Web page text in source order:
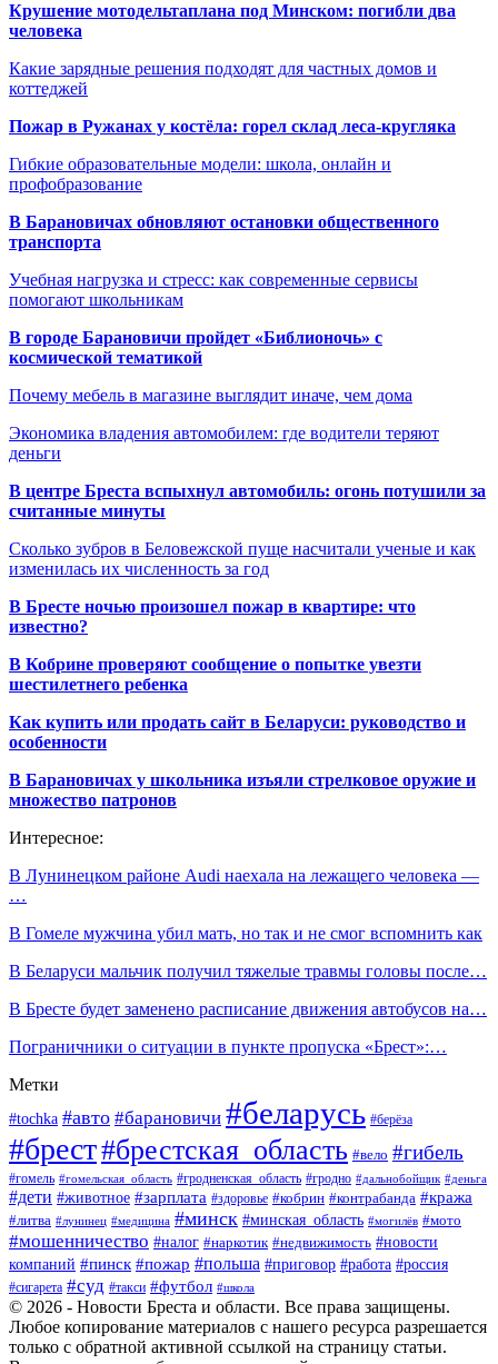
Крушение мотодельтаплана под Минском: погибли два
человека
Какие зарядные решения подходят для частных домов и
коттеджей
Пожар в Ружанах у костёла: горел склад леса-кругляка
Гибкие образовательные модели: школа, онлайн и
профобразование
В Барановичах обновляют остановки общественного
транспорта
Учебная нагрузка и стресс: как современные сервисы
помогают школьникам
В городе Барановичи пройдет «Библионочь» с
космической тематикой
Почему мебель в магазине выглядит иначе, чем дома
Экономика владения автомобилем: где водители теряют
деньги
В центре Бреста вспыхнул автомобиль: огонь потушили за
считанные минуты
Сколько зубров в Беловежской пуще насчитали ученые и как
изменилась их численность за год
В Бресте ночью произошел пожар в квартире: что
известно?
В Кобрине проверяют сообщение о попытке увезти
шестилетнего ребенка
Как купить или продать сайт в Беларуси: руководство и
особенности
В Барановичах у школьника изъяли стрелковое оружие и
множество патронов
Интересное:
В Лунинецком районе Audi наехала на лежащего человека —
…
В Гомеле мужчина убил мать, но так и не смог вспомнить как
В Беларуси мальчик получил тяжелые травмы головы после…
В Бресте будет заменено расписание движения автобусов на…
Пограничники о ситуации в пункте пропуска «Брест»:…
Метки
#tochka #авто #барановичи #беларусь #берёза
#брест#брестская_область #вело #гибель
#гомель #гомельская_область #гродненская_область #гродно #дальнобойщик #деньга
#дети #животное #зарплата #здоровье #кобрин #контрабанда #кража
#литва #лунинец #медицина #минск #минская_область #могилёв #мото
#мошенничество #налог #наркотик #недвижимость #новости
компаний #пинск #пожар #польша #приговор #работа #россия
#сигарета #суд #такси #футбол #школа
© 2026 - Новости Бреста и области. Все права защищены.
Любое копирование материалов с нашего ресурса разрешается
только с обратной активной ссылкой на страницу статьи.